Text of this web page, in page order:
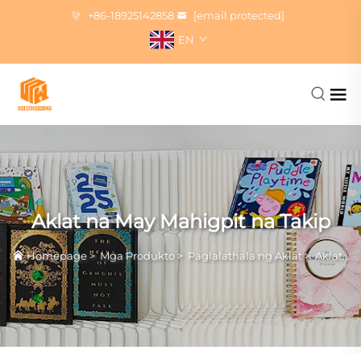
+86-18925142858
[email protected]
EN
Aklat na May Mahigpit na Takip
Homepage>Mga Produkto > Paglalathala ng Aklat>Aklat na May Mahigpit na Takip